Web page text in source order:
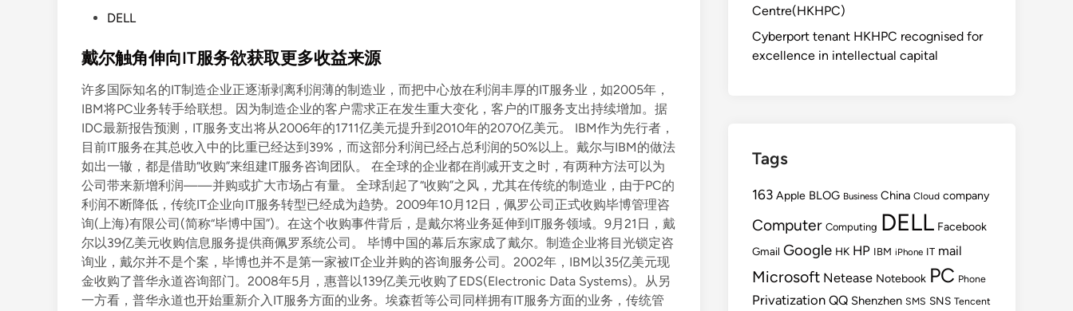
s
e
d
i
n
DELL
戴尔触角伸向IT服务欲获取更多收益来源
许多国际知名的IT制造企业正逐渐剥离利润薄的制造业，而把中心放在利润丰厚的IT服务业，如2005年，
IBM将PC业务转手给联想。因为制造企业的客户需求正在发生重大变化，客户的IT服务支出持续增加。据
IDC最新报告预测，IT服务支出将从2006年的1711亿美元提升到2010年的2070亿美元。 IBM作为先行者，
目前IT服务在其总收入中的比重已经达到39%，而这部分利润已经占总利润的50%以上。戴尔与IBM的做法
如出一辙，都是借助“收购”来组建IT服务咨询团队。 在全球的企业都在削减开支之时，有两种方法可以为
公司带来新增利润——并购或扩大市场占有量。 全球刮起了“收购”之风，尤其在传统的制造业，由于PC的
利润不断降低，传统IT企业向IT服务转型已经成为趋势。2009年10月12日，佩罗公司正式收购毕博管理咨
询(上海)有限公司(简称“毕博中国”)。在这个收购事件背后，是戴尔将业务延伸到IT服务领域。9月21日，戴
尔以39亿美元收购信息服务提供商佩罗系统公司。 毕博中国的幕后东家成了戴尔。制造企业将目光锁定咨
询业，戴尔并不是个案，毕博也并不是第一家被IT企业并购的咨询服务公司。2002年，IBM以35亿美元现
金收购了普华永道咨询部门。2008年5月，惠普以139亿美元收购了EDS(Electronic Data Systems)。从另
一方看，普华永道也开始重新介入IT服务方面的业务。埃森哲等公司同样拥有IT服务方面的业务，传统管
Centre(HKHPC)
Cyberport tenant HKHPC recognised for
excellence in intellectual capital
Tags
163 Apple BLOG Business China Cloud company
Computer Computing DELL Facebook
Gmail Google HK HP IBM iPhone IT mail
Microsoft Netease Notebook PC Phone
Privatization QQ Shenzhen SMS SNS Tencent